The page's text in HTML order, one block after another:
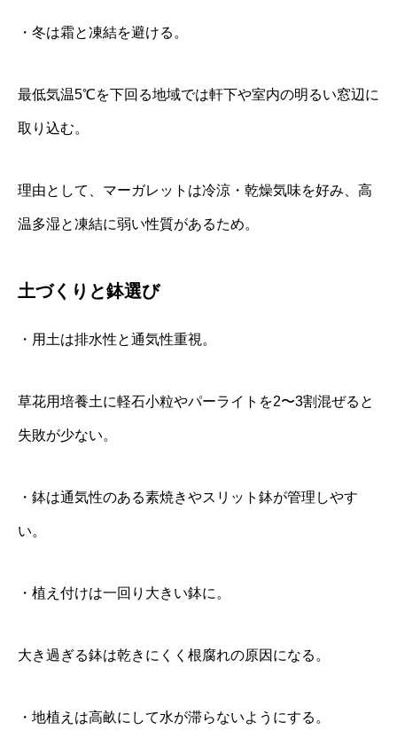
・冬は霜と凍結を避ける。
最低気温5℃を下回る地域では軒下や室内の明るい窓辺に
取り込む。
理由として、マーガレットは冷涼・乾燥気味を好み、高
温多湿と凍結に弱い性質があるため。
土づくりと鉢選び
・用土は排水性と通気性重視。
草花用培養土に軽石小粒やパーライトを2〜3割混ぜると
失敗が少ない。
・鉢は通気性のある素焼きやスリット鉢が管理しやす
い。
・植え付けは一回り大きい鉢に。
大き過ぎる鉢は乾きにくく根腐れの原因になる。
・地植えは高畝にして水が滞らないようにする。